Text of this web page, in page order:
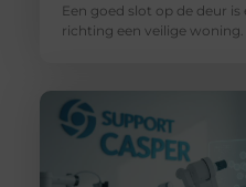
Een goed slot op de deur
richting een veilige